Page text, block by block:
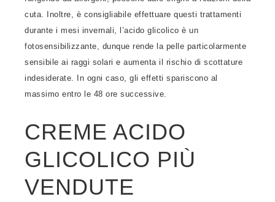
cuta. Inoltre, è consigliabile effettuare questi trattamenti
durante i mesi invernali, l’acido glicolico è un
fotosensibilizzante, dunque rende la pelle particolarmente
sensibile ai raggi solari e aumenta il rischio di scottature
indesiderate. In ogni caso, gli effetti spariscono al
massimo entro le 48 ore successive.
CREME ACIDO
GLICOLICO PIÙ
VENDUTE